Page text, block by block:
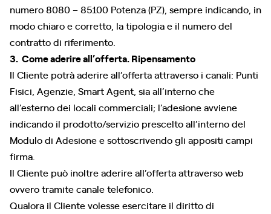
numero 8080 – 85100 Potenza (PZ), sempre indicando, in
modo chiaro e corretto, la tipologia e il numero del
contratto di riferimento.
3. Come aderire all’offerta. Ripensamento
Il Cliente potrà aderire all’offerta attraverso i canali: Punti
Fisici, Agenzie, Smart Agent, sia all’interno che
all’esterno dei locali commerciali; l’adesione avviene
indicando il prodotto/servizio prescelto all’interno del
Modulo di Adesione e sottoscrivendo gli appositi campi
firma.
Il Cliente può inoltre aderire all’offerta attraverso web
ovvero tramite canale telefonico.
Qualora il Cliente volesse esercitare il diritto di